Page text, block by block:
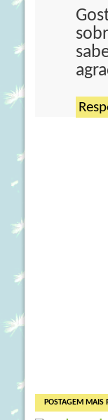
POSTAGEM MAIS